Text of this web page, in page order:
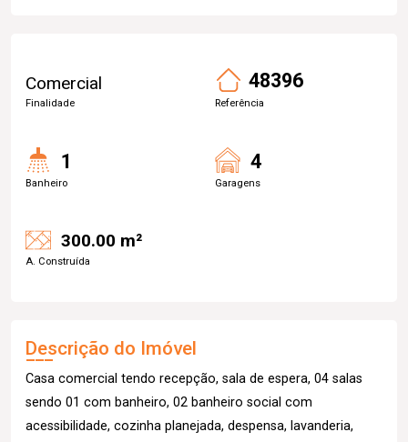
Comercial
Finalidade
48396
Referência
1
Banheiro
4
Garagens
300.00 m²
A. Construída
Descrição do Imóvel
Casa comercial tendo recepção, sala de espera, 04 salas
sendo 01 com banheiro, 02 banheiro social com
acessibilidade, cozinha planejada, despensa, lavanderia,